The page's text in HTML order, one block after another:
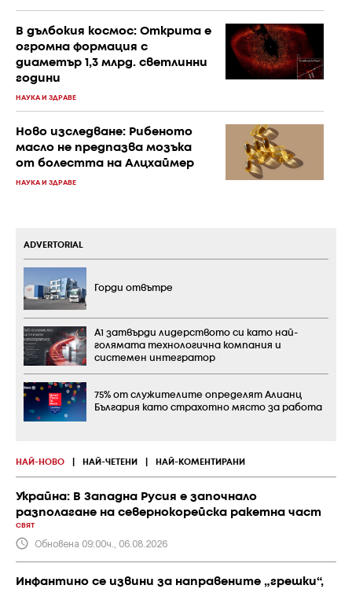
В дълбокия космос: Открита е
огромна формация с
диаметър 1,3 млрд. светлинни
години
НАУКА И ЗДРАВЕ
Ново изследване: Рибеното
масло не предпазва мозъка
от болестта на Алцхаймер
НАУКА И ЗДРАВЕ
НАЙ-НОВО НАЙ-ЧЕТЕНИ НАЙ-КОМЕНТИРАНИ
Украйна: В Западна Русия е започнало
разполагане на севернокорейска ракетна част
СВЯТ
Обновена 09:00ч., 06.08.2026
Инфантино се извини за направените „грешки“,
ADVERTORIAL
Горди отвътре
А1 затвърди лидерството си като най-
голямата технологична компания и
системен интегратор
75% от служителите определят Алианц
България като страхотно място за работа